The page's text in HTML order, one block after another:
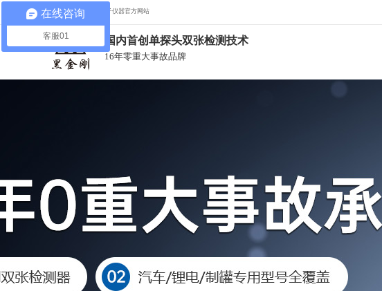
欢迎光临来到多盟电子仪器官方网站
国内首创单探头双张检测技术
16年零重大事故品牌
在线咨询
客服01